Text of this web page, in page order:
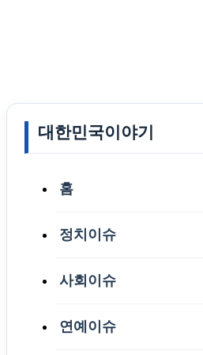
대한민국이야기
홈
정치이슈
사회이슈
연예이슈